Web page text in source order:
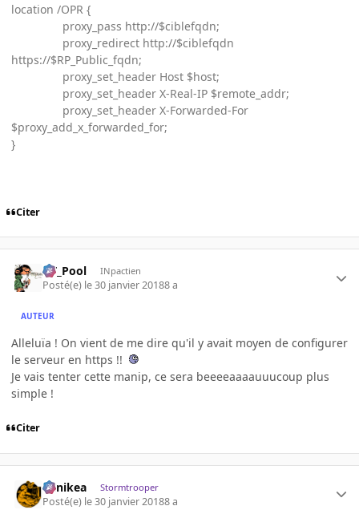
location /OPR {
proxy_pass http://$ciblefqdn;
proxy_redirect http://$ciblefqdn
https://$RP_Public_fqdn;
proxy_set_header Host $host;
proxy_set_header X-Real-IP $remote_addr;
proxy_set_header X-Forwarded-For
$proxy_add_x_forwarded_for;
}
Citer
DT_Pool INpactien
Posté(e) le 30 janvier 20188 a
AUTEUR
Alleluïa ! On vient de me dire qu'il y avait moyen de configurer
le serveur en https !!
Je vais tenter cette manip, ce sera beeeeaaaauuucoup plus
simple !
Citer
Minikea Stormtrooper
Posté(e) le 30 janvier 20188 a